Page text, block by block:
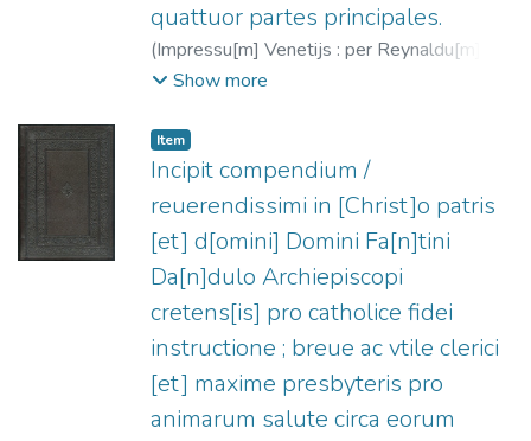
quattuor partes principales.
(Impressu[m] Venetijs : per Reynaldu[m] de
nouimagio teoteutonicu[m],
Bartholomaeus de Chaimis (O.F.M.), m.
1496
Show more
Item
Incipit compendium /
reuerendissimi in [Christ]o patris
[et] d[omini] Domini Fa[n]tini
Da[n]dulo Archiepiscopi
cretens[is] pro catholice fidei
instructione ; breue ac vtile clerici
[et] maxime presbyteris pro
animarum salute circa eorum